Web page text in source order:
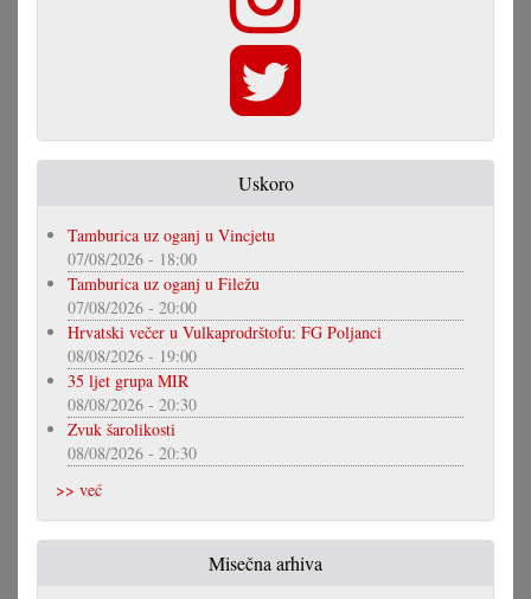
Uskoro
Tamburica uz oganj u Vincjetu
07/08/2026 - 18:00
Tamburica uz oganj u Filežu
07/08/2026 - 20:00
Hrvatski večer u Vulkaprodrštofu: FG Poljanci
08/08/2026 - 19:00
35 ljet grupa MIR
08/08/2026 - 20:30
Zvuk šarolikosti
08/08/2026 - 20:30
>> već
Misečna arhiva